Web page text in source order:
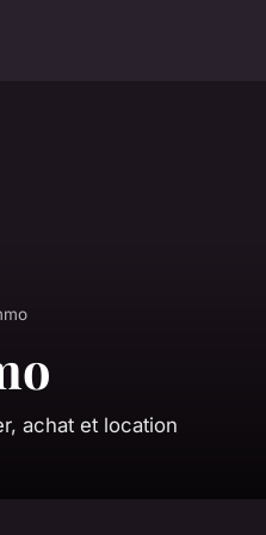
achat et location